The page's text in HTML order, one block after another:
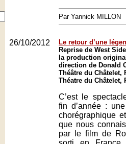
Par Yannick MILLON
26/10/2012
Le retour d’une
Reprise de West
la production
direction de Donald
Théâtre du Châtelet,
Théatre du Châtelet,
C’est le
fin d’année :
chorégraphique
que nous
par le film de